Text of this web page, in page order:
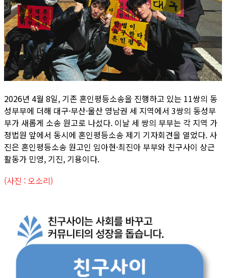
2026년 4월 8일, 기존 혼인평등소송을 진행하고 있는 11쌍의 동
성부부에 더해 대구·부산·울산 영남권 세 지역에서 3쌍의 동성부
부가 새롭게 소송 원고로 나섰다. 이날 세 쌍의 부부는 각 지역 가
정법원 앞에서 동시에 혼인평등소송 제기 기자회견을 열었다. 사
진은 혼인평등소송 원고인 임아현·최진아 부부와 친구사이 상근
활동가 민영, 기진, 기용이다.
(사진 : 오소리)